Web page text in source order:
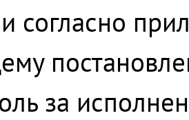
согласно
за